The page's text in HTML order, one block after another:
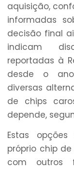
aquisição,
informadas
decisão final
indicam
reportadas à
desde o
diversas
de chips
depende,
Estas
próprio chip
com outros